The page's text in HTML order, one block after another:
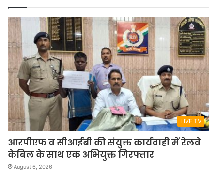
LIVE TV
आरपीएफ व सीआईबी की संयुक्त कार्यवाही में रेलवे
केबिल के साथ एक अभियुक्त गिरफ्तार
August 6, 2026